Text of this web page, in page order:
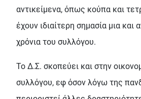
αντικείμενα, όπως κούπα και
έχουν ιδιαίτερη σημασία μια και
χρόνια του συλλόγου.
Το Δ.Σ. σκοπεύει και στην
συλλόγου, εφ όσον λόγω της